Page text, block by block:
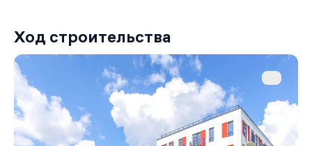
Ход строительства